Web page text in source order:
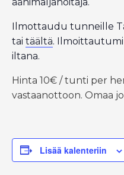
Ilmottaudu tunneille
tai täältä.
iltana.
Hinta 10€ / tunti per
vastaanottoon. Omaa
Lisää kalenteriin